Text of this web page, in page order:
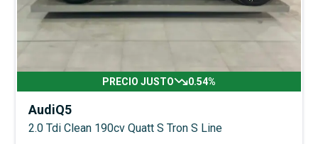
PRECIO JUSTO 0.54%
AudiQ5
2.0 Tdi Clean 190cv Quatt S Tron S Line